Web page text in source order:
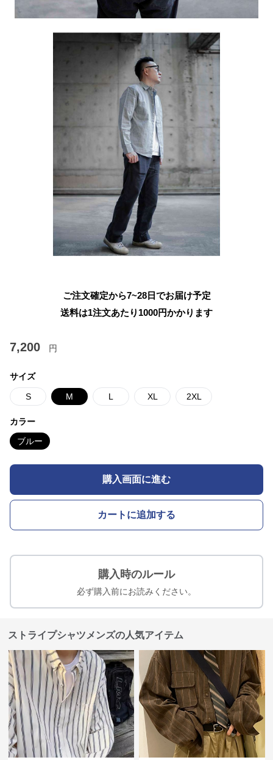
ご注文確定から7~28日でお届け予定
送料は1注文あたり 1000円かかります
7,200 円
サイズ
S M L XL 2XL
カラー
ブルー
購入画面に進む
カートに追加する
購入時のルール
必ず購入前にお読みください。
ストライプシャツメンズの人気アイテム